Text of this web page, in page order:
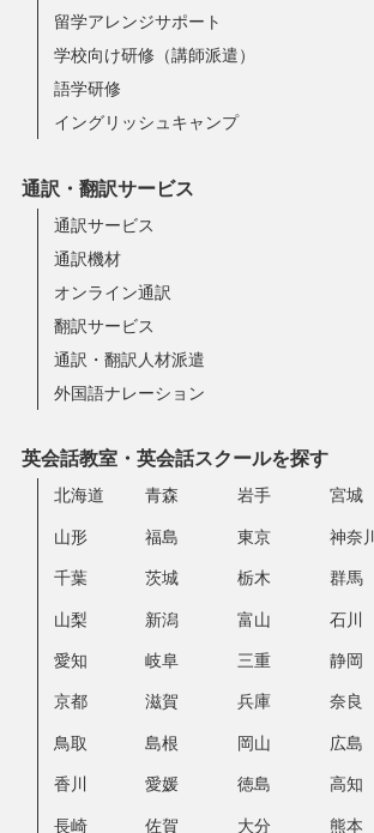
留学アレンジサポート
学校向け研修（講師派遣）
語学研修
イングリッシュキャンプ
通訳・翻訳サービス
通訳サービス
通訳機材
オンライン通訳
翻訳サービス
通訳・翻訳人材派遣
外国語ナレーション
英会話教室・英会話スクールを探す
北海道 青森 岩手 宮城
山形 福島 東京 神奈川
千葉 茨城 栃木 群馬
山梨 新潟 富山 石川
愛知 岐阜 三重 静岡
京都 滋賀 兵庫 奈良
鳥取 島根 岡山 広島
香川 愛媛 徳島 高知
長崎 佐賀 大分 熊本